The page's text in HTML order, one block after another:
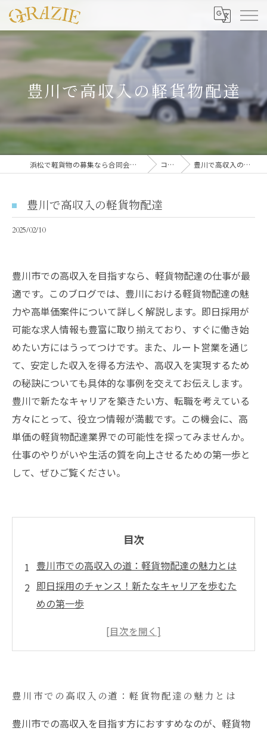
豊川で高収入の軽貨物配達
浜松で軽貨物の募集なら合同会社グラッツェ運送 コラム 豊川で高収入の軽貨物配達
豊川で高収入の軽貨物配達
2025/02/10
豊川市での高収入を目指すなら、軽貨物配達の仕事が最
適です。このブログでは、豊川における軽貨物配達の魅
力や高単価案件について詳しく解説します。即日採用が
可能な求人情報も豊富に取り揃えており、すぐに働き始
めたい方にはうってつけです。また、ルート営業を通じ
て、安定した収入を得る方法や、高収入を実現するため
の秘訣についても具体的な事例を交えてお伝えします。
豊川で新たなキャリアを築きたい方、転職を考えている
方々にとって、役立つ情報が満載です。この機会に、高
単価の軽貨物配達業界での可能性を探ってみませんか。
仕事のやりがいや生活の質を向上させるための第一歩と
して、ぜひご覧ください。
目次
豊川市での高収入の道：軽貨物配達の魅力とは
即日採用のチャンス！新たなキャリアを歩むた
めの第一歩
高単価案件を狙え！成功するための具体例と秘
転職の悩みを解消！軽貨物業界の未来を考える
豊川での軽貨物配達を通じて、人生を変えるチ
豊川市での高収入の道：軽貨物配達の魅力とは
豊川市での高収入を目指す方におすすめなのが、軽貨物